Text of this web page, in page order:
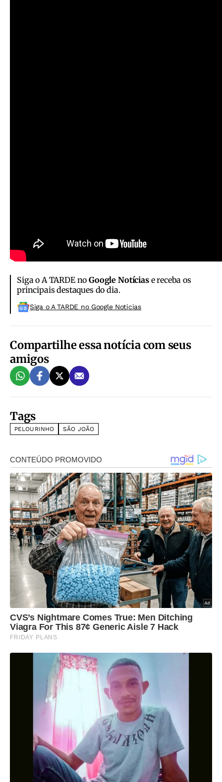
Siga o A TARDE noGoogle Notíciase receba os
principais destaques do dia.
Siga o A TARDE no Google Noticias
Compartilhe essa notícia com seus
amigos
Tags
PELOURINHO SÃO JOÃO